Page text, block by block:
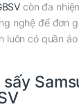
còn đa
nghệ để đơn
luôn có quần